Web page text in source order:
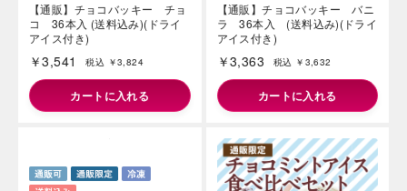
【通販】チョコバッキー チョ
コ 36本入 (送料込み)(ドライ
アイス付き)
￥3,541 税込 ￥3,824
カートに入れる
【通販】チョコバッキー バニ
ラ 36本入 (送料込み)(ドライ
アイス付き)
￥3,363 税込 ￥3,632
カートに入れる